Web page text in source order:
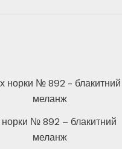
№ 892 – блакитний
меланж